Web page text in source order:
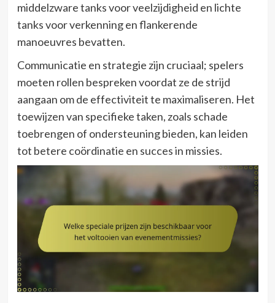
middelzware tanks voor veelzijdigheid en lichte
tanks voor verkenning en flankerende
manoeuvres bevatten.
Communicatie en strategie zijn cruciaal; spelers
moeten rollen bespreken voordat ze de strijd
aangaan om de effectiviteit te maximaliseren. Het
toewijzen van specifieke taken, zoals schade
toebrengen of ondersteuning bieden, kan leiden
tot betere coördinatie en succes in missies.